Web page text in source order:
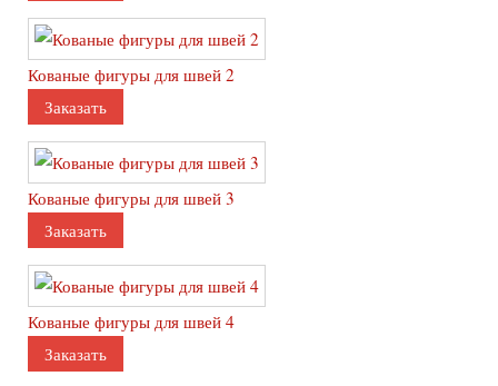
Кованые фигуры для швей 2
Заказать
Кованые фигуры для швей 3
Заказать
Кованые фигуры для швей 4
Заказать
Перегородки
Торшеры
Панно
Полки
Светильники
Люстры
Карнизы
Гардины
Зеркала
Подставки
Подставки для обуви
Подставки для зонтов